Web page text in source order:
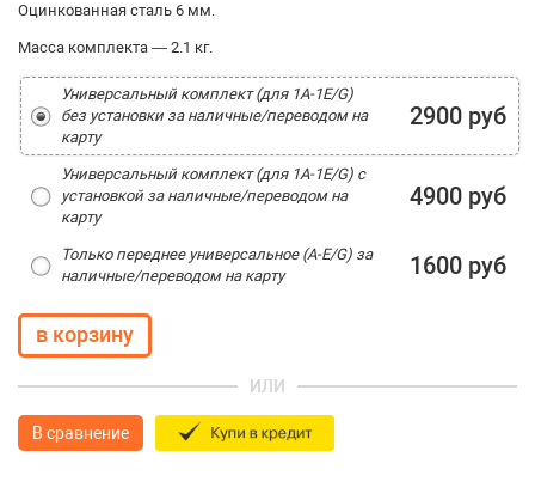
Оцинкованная сталь 6 мм.
Масса комплекта — 2.1 кг.
Универсальный комплект (для 1A-1E/G)
без установки за наличные/переводом на
карту
2900 руб
Универсальный комплект (для 1A-1E/G) с
установкой за наличные/переводом на
карту
4900 руб
Только переднее универсальное (А-E/G) за
наличные/переводом на карту
1600 руб
ИЛИ
В сравнение